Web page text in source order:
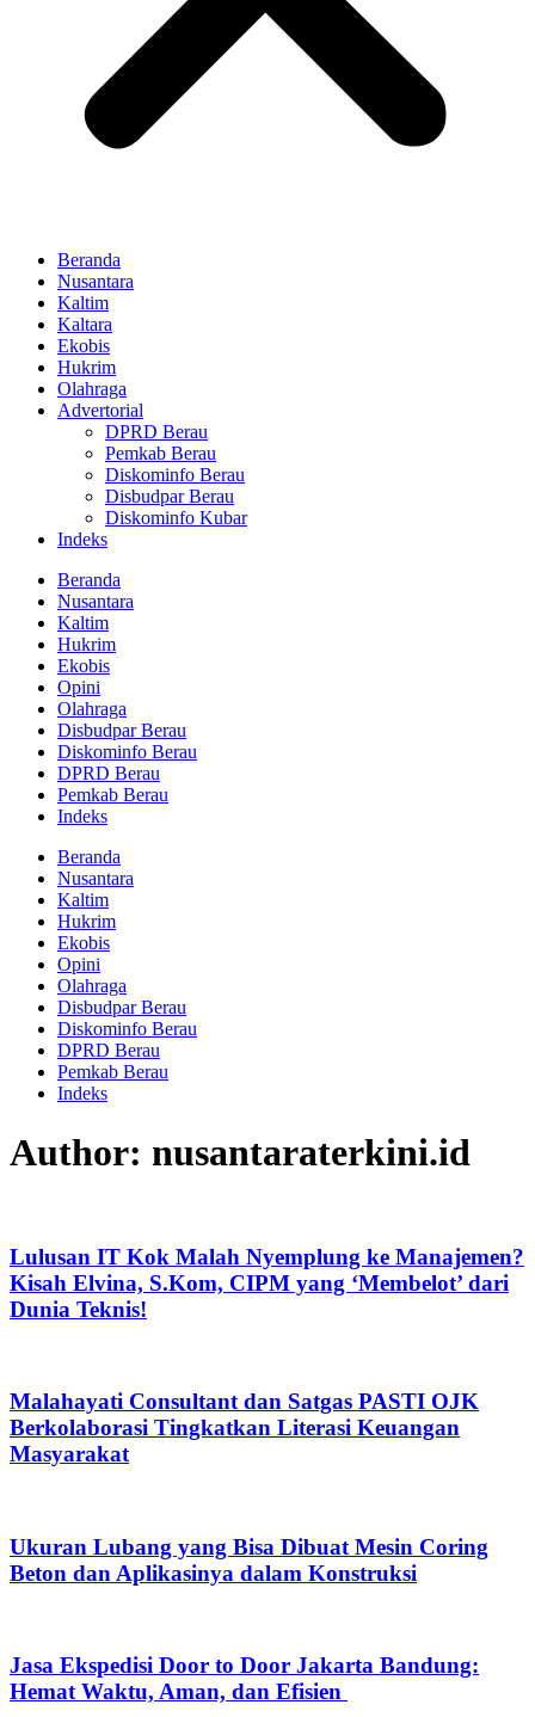
Beranda
Nusantara
Kaltim
Kaltara
Ekobis
Hukrim
Olahraga
Advertorial
DPRD Berau
Pemkab Berau
Diskominfo Berau
Disbudpar Berau
Diskominfo Kubar
Indeks
Beranda
Nusantara
Kaltim
Hukrim
Ekobis
Opini
Olahraga
Disbudpar Berau
Diskominfo Berau
DPRD Berau
Pemkab Berau
Indeks
Beranda
Nusantara
Kaltim
Hukrim
Ekobis
Opini
Olahraga
Disbudpar Berau
Diskominfo Berau
DPRD Berau
Pemkab Berau
Indeks
Author: nusantaraterkini.id
Lulusan IT Kok Malah Nyemplung ke Manajemen?
Kisah Elvina, S.Kom, CIPM yang ‘Membelot’ dari
Dunia Teknis!
Malahayati Consultant dan Satgas PASTI OJK
Berkolaborasi Tingkatkan Literasi Keuangan
Masyarakat
Ukuran Lubang yang Bisa Dibuat Mesin Coring
Beton dan Aplikasinya dalam Konstruksi
Jasa Ekspedisi Door to Door Jakarta Bandung:
Hemat Waktu, Aman, dan Efisien